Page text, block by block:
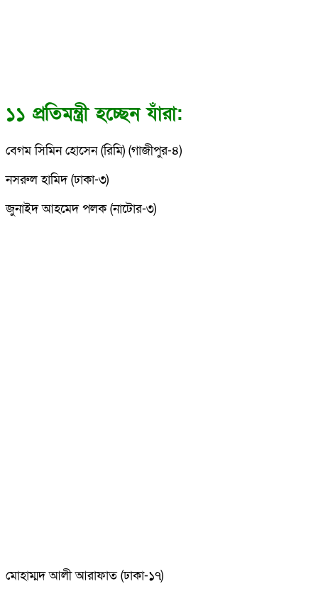
১১ প্রতিমন্ত্রী হচ্ছেন যাঁরা:
বেগম সিমিন হোসেন (রিমি) (গাজীপুর-৪)
নসরুল হামিদ (ঢাকা-৩)
জুনাইদ আহমেদ পলক (নাটোর-৩)
মোহাম্মদ আলী আরাফাত (ঢাকা-১৭)